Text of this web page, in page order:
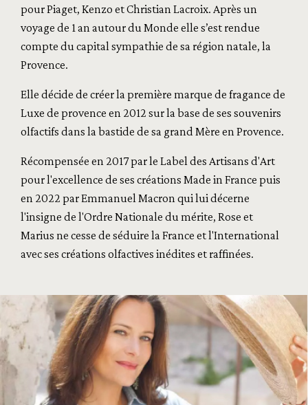
pour Piaget, Kenzo et Christian Lacroix. Après un
voyage de 1 an autour du Monde elle s’est rendue
compte du capital sympathie de sa région natale, la
Provence.
Elle décide de créer la première marque de fragance de
Luxe de provence en 2012 sur la base de ses souvenirs
olfactifs dans la bastide de sa grand Mère en Provence.
Récompensée en 2017 par le Label des Artisans d'Art
pour l'excellence de ses créations Made in France puis
en 2022 par Emmanuel Macron qui lui décerne
l'insigne de l'Ordre Nationale du mérite, Rose et
Marius ne cesse de séduire la France et l'International
avec ses créations olfactives inédites et raffinées.